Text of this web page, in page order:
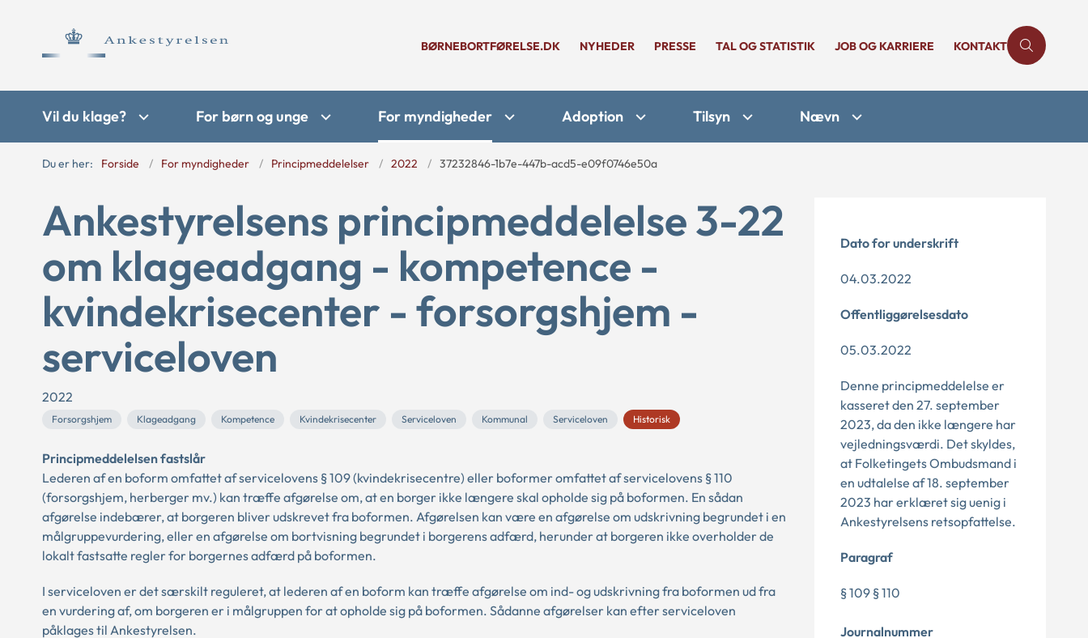
BØRNEBORTFØRELSE.DK NYHEDER PRESSE TAL OG STATISTIK JOB OG KARRIERE KONTAKT
Vil du klage? For børn og unge For myndigheder Adoption Tilsyn Nævn
Du er her: Forside For myndigheder Principmeddelelser 2022 37232846-1b7e-447b-acd5-e09f0746e50a
Ankestyrelsens principmeddelelse 3-22
om klageadgang - kompetence -
kvindekrisecenter - forsorgshjem -
serviceloven
2022
Forsorgshjem Klageadgang Kompetence Kvindekrisecenter Serviceloven Kommunal Serviceloven Historisk
Principmeddelelsen fastslår
Lederen af en boform omfattet af servicelovens § 109 (kvindekrisecentre) eller boformer omfattet af servicelovens § 110
(forsorgshjem, herberger mv.) kan træffe afgørelse om, at en borger ikke længere skal opholde sig på boformen. En sådan
afgørelse indebærer, at borgeren bliver udskrevet fra boformen. Afgørelsen kan være en afgørelse om udskrivning begrundet i en
målgruppevurdering, eller en afgørelse om bortvisning begrundet i borgerens adfærd, herunder at borgeren ikke overholder de
lokalt fastsatte regler for borgernes adfærd på boformen.
I serviceloven er det særskilt reguleret, at lederen af en boform kan træffe afgørelse om ind- og udskrivning fra boformen ud fra
en vurdering af, om borgeren er i målgruppen for at opholde sig på boformen. Sådanne afgørelser kan efter serviceloven
påklages til Ankestyrelsen.
Dato for underskrift
04.03.2022
Offentliggørelsesdato
05.03.2022
Denne principmeddelelse er
kasseret den 27. september
2023, da den ikke længere har
vejledningsværdi. Det skyldes,
at Folketingets Ombudsmand i
en udtalelse af 18. september
2023 har erklæret sig uenig i
Ankestyrelsens retsopfattelse.
Paragraf
§ 109 § 110
Journalnummer